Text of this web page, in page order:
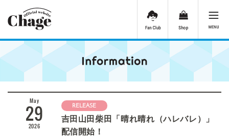
May
29
2026
RELEASE
吉田山田柴田「晴れ晴れ（ハレバレ）」
配信開始！